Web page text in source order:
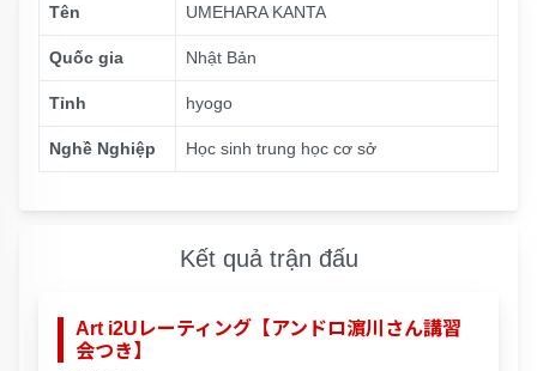
Tên UMEHARA KANTA
Quốc gia Nhật Bản
Tỉnh hyogo
Nghề Nghiệp Học sinh trung học cơ sở
Kết quả trận đấu
Art i2Uレーティング【アンドロ濵川さん講習
会つき】